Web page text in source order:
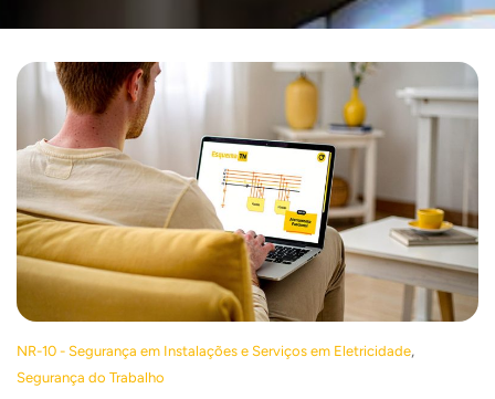
NR-10 - Segurança em Instalações e Serviços em Eletricidade,
Segurança do Trabalho